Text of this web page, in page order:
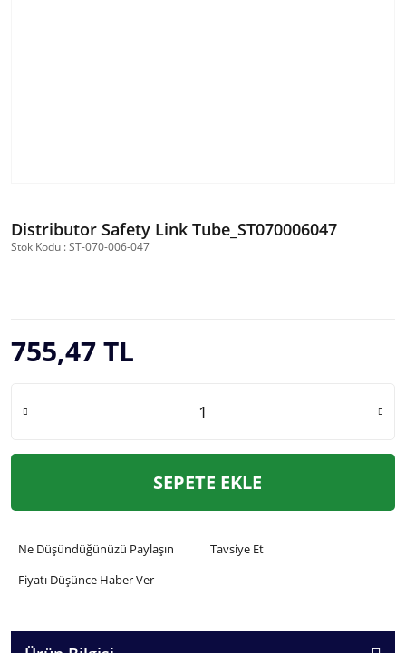
Distributor Safety Link Tube_ST070006047
Stok Kodu : ST-070-006-047
755,47 TL
SEPETE EKLE
Ne Düşündüğünüzü Paylaşın
Tavsiye Et
Fiyatı Düşünce Haber Ver